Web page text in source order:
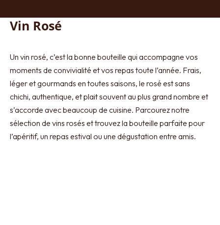
Vin Rosé
Un vin rosé, c’est la bonne bouteille qui accompagne vos
moments de convivialité et vos repas toute l’année. Frais,
léger et gourmands en toutes saisons, le rosé est sans
chichi, authentique, et plait souvent au plus grand nombre et
s’accorde avec beaucoup de cuisine. Parcourez notre
sélection de vins rosés et trouvez la bouteille parfaite pour
l’apéritif, un repas estival ou une dégustation entre amis.